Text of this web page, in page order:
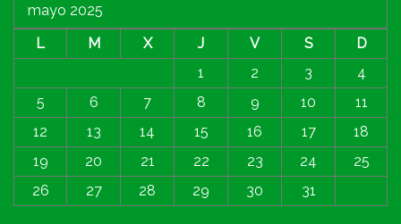
mayo 2025
L
M X J V S
D
1
2 3
4
5
6 7 8 9 10
11
12
13 14 15 16 17
18
19
20 21 22 23 24
25
26
27 28 29 30 31